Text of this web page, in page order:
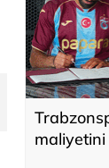
maliyetini